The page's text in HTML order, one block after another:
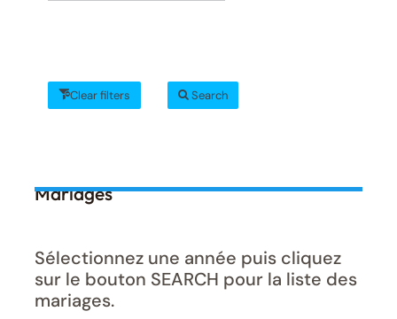
Clear filters Search
Mariages
Sélectionnez une année puis cliquez
sur le bouton SEARCH pour la liste des
mariages.